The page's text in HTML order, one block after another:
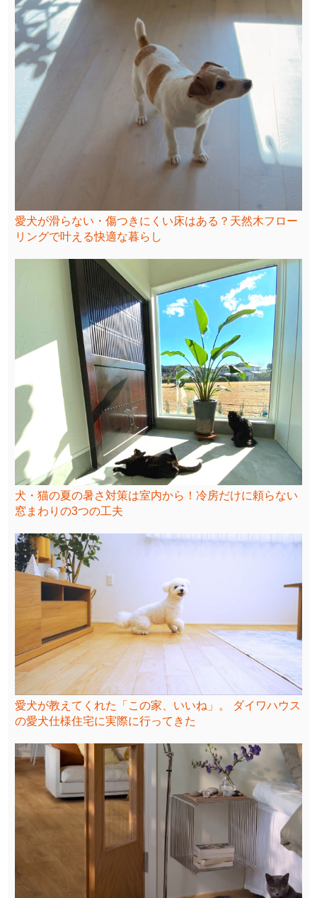
愛犬が滑らない・傷つきにくい床はある？天然木フロー
リングで叶える快適な暮らし
犬・猫の夏の暑さ対策は室内から！冷房だけに頼らない
窓まわりの3つの工夫
愛犬が教えてくれた「この家、いいね」。 ダイワハウス
の愛犬仕様住宅に実際に行ってきた